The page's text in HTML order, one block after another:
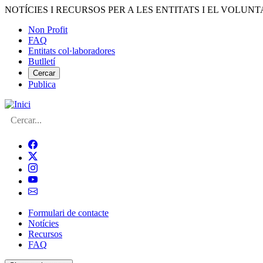
Vés
contingut
NOTÍCIES I RECURSOS PER A LES ENTITATS I EL
Menú
del
compte
d'usuari
Non Profit
FAQ
Entitats col·laboradores
Butlletí
Cercar
Publica
Cerca
Navegació
principal
de
Formulari de contacte
Notícies
Recursos
FAQ